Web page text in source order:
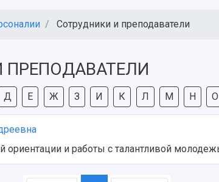
Сотрудники и преподаватели
ПРЕПОДАВАТЕЛИ
Д Е Ж З И К Л М Н О
ориентации и работы с талантливой